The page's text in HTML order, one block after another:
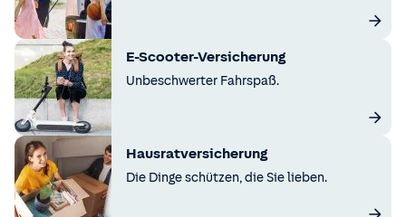
E-Scooter-Versicherung
Unbeschwerter Fahrspaß.
Hausratversicherung
Die Dinge schützen, die Sie lieben.